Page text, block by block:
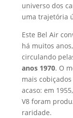
universo dos
uma trajetória
Este Bel Air
há muitos
circulando
anos 1970. O
mais
acaso: em
V8 foram
raridade.